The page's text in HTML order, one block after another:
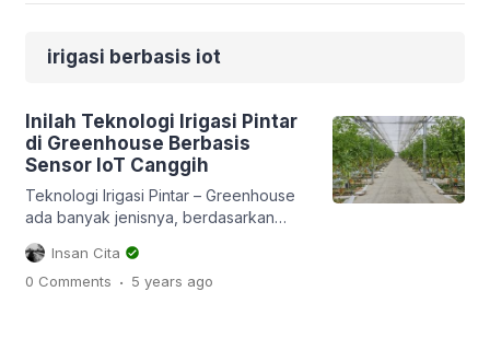
irigasi berbasis iot
Inilah Teknologi Irigasi Pintar
di Greenhouse Berbasis
Sensor IoT Canggih
Teknologi Irigasi Pintar – Greenhouse
ada banyak jenisnya, berdasarkan
teknologi-nya dibagi menjadi tiga
macam yaitu, greenhouse low
technology, medium technology dan
Insan Cita
0 Comments . 5 years ago